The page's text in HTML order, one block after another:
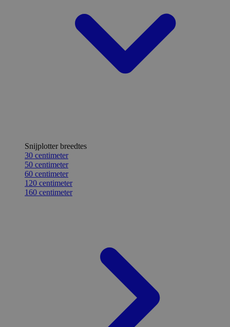
Snijplotter breedtes
30 centimeter
50 centimeter
60 centimeter
120 centimeter
160 centimeter